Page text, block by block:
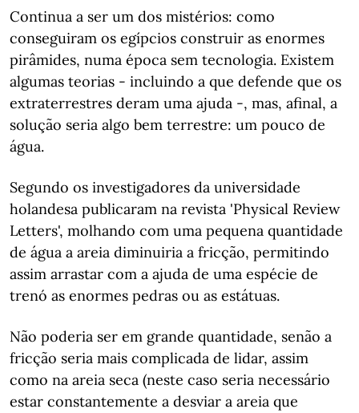
Continua a ser um dos mistérios: como
conseguiram os egípcios construir as enormes
pirâmides, numa época sem tecnologia. Existem
algumas teorias - incluindo a que defende que os
extraterrestres deram uma ajuda -, mas, afinal, a
solução seria algo bem terrestre: um pouco de
água.
Segundo os investigadores da universidade
holandesa publicaram na revista 'Physical Review
Letters', molhando com uma pequena quantidade
de água a areia diminuiria a fricção, permitindo
assim arrastar com a ajuda de uma espécie de
trenó as enormes pedras ou as estátuas.
Não poderia ser em grande quantidade, senão a
fricção seria mais complicada de lidar, assim
como na areia seca (neste caso seria necessário
estar constantemente a desviar a areia que